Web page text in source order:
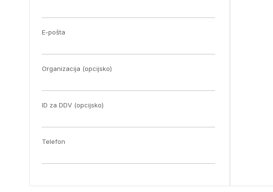
E-pošta
Organizacija (opcijsko)
ID za DDV (opcijsko)
Telefon